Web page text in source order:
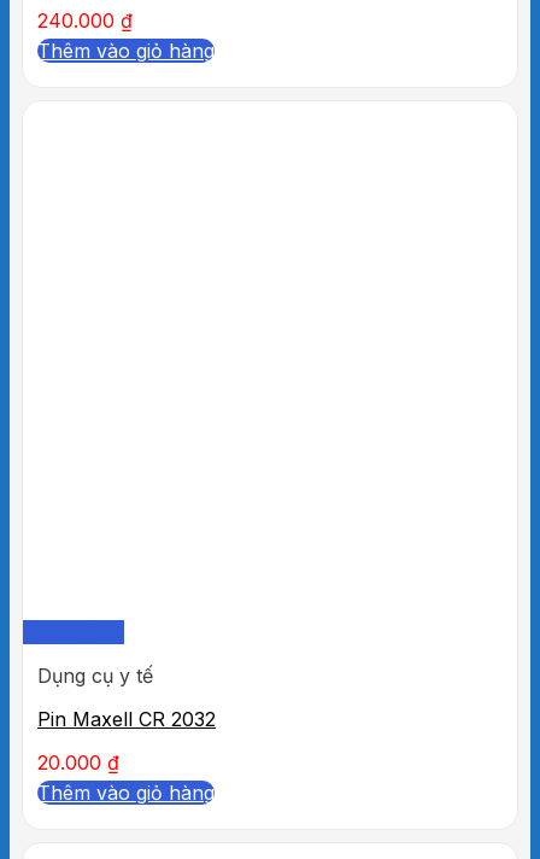
240.000 ₫
Thêm vào giỏ hàng
Dụng cụ y tế
Pin Maxell CR 2032
20.000 ₫
Thêm vào giỏ hàng